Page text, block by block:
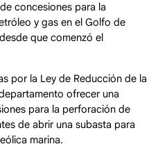
concesiones para la
y gas en el Golfo de
que comenzó el
por la Ley de Reducción de la
ofrecer una
para la perforación de
de abrir una subasta para
marina.